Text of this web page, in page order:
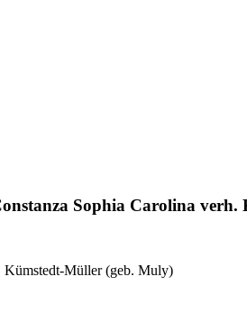
Sophia Carolina verh.
Kümstedt-Müller (geb. Muly)